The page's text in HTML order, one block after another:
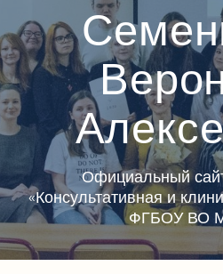
Официальный
«Консультативная и
ФГБОУ ВО